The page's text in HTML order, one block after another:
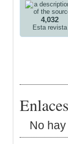
4,032
Esta revista
No